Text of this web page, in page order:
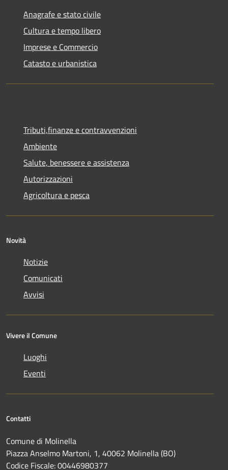
Anagrafe e stato civile
Cultura e tempo libero
Imprese e Commercio
Catasto e urbanistica
Tributi,finanze e contravvenzioni
Ambiente
Salute, benessere e assistenza
Autorizzazioni
Agricoltura e pesca
Novità
Notizie
Comunicati
Avvisi
Vivere il Comune
Luoghi
Eventi
Contatti
Comune di Molinella
Piazza Anselmo Martoni, 1, 40062 Molinella (BO)
Codice Fiscale: 00446980377